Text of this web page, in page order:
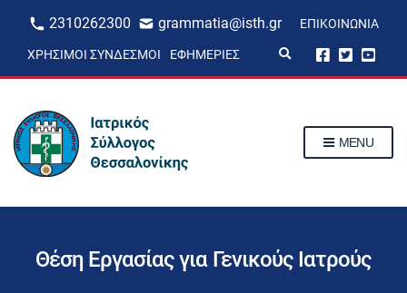
2310262300 grammatia@isth.gr ΕΠΙΚΟΙΝΩΝΊΑ
ΧΡΉΣΙΜΟΙ ΣΎΝΔΕΣΜΟΙ ΕΦΗΜΕΡΊΕΣ
p
m
MENU
Θέση Εργασίας για Γενικούς Ιατρούς